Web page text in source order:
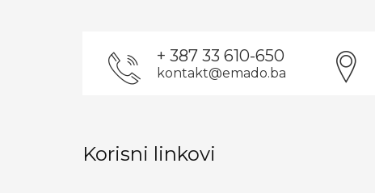
+ 387 33 610-650
kontakt@emado.ba
Korisni linkovi